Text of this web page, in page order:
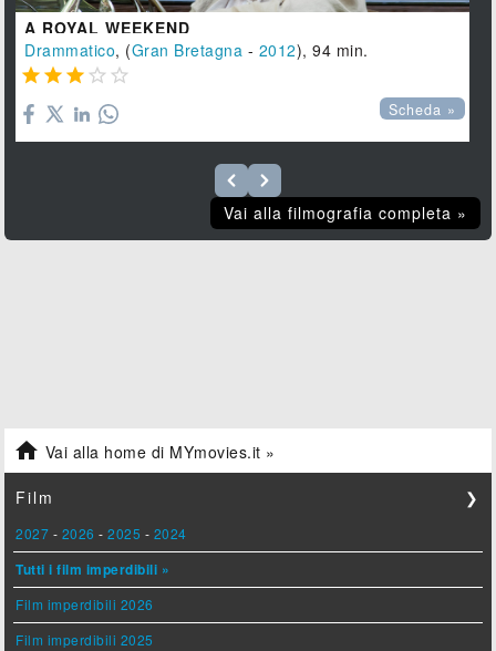
A ROYAL WEEKEND
Drammatico, (Gran Bretagna - 2012), 94 min.
    
Scheda »
Vai alla filmografia completa »
 Vai alla home di MYmovies.it »
Film ❯
2027 - 2026 -2025 - 2024
Tutti i film imperdibili »
Film imperdibili 2026
Film imperdibili 2025